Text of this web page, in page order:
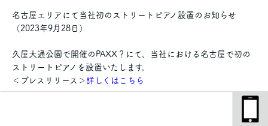
名古屋エリアにて当社初のストリートピアノ設置のお知らせ
（2023年9月28日）
久屋大通公園で開催のPAXX？にて、当社における名古屋で初の
ストリートピアノを設置いたします。
＜プレスリリース＞ 詳しくはこちら